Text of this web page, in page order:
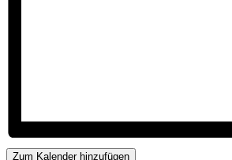
Zum Kalender hinzufügen